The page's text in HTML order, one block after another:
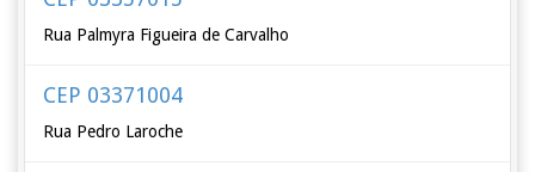
Rua Palmyra Figueira de Carvalho
CEP 03371004
Rua Pedro Laroche